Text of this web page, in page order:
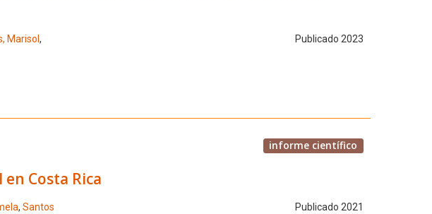
Marisol ,
Publicado 2023
informe científico
Costa Rica
, Santos
Publicado 2021